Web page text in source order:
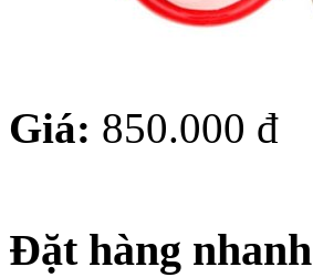
Giá: 850.000 đ
Đặt hàng nhanh